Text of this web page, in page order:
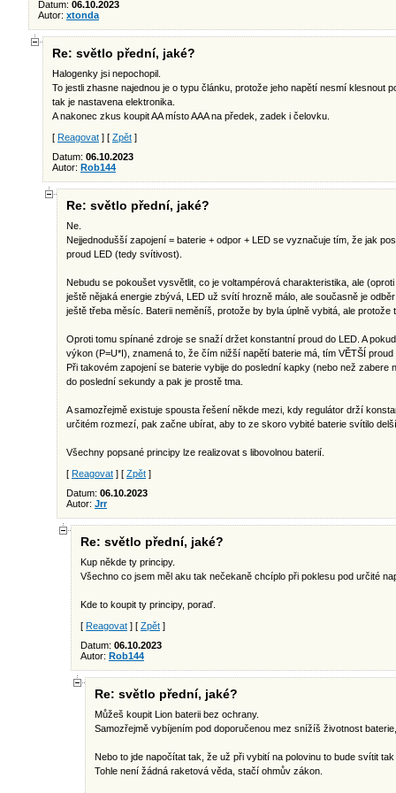
Datum: 06.10.2023
Autor: xtonda
Re: světlo přední, jaké?
Halogenky jsi nepochopil.
To jestli zhasne najednou je o typu článku, protože jeho napětí nesmí klesnout
tak je nastavena elektronika.
A nakonec zkus koupit AA místo AAA na předek, zadek i čelovku.
[ Reagovat ] [ Zpět ]
Datum: 06.10.2023
Autor: Rob144
Re: světlo přední, jaké?
Ne.
Nejjednodušší zapojení = baterie + odpor + LED se vyznačuje tím, že jak
proud LED (tedy svítivost).
Nebudu se pokoušet vysvětlit, co je voltampérová charakteristika, ale
ještě nějaká energie zbývá, LED už svítí hrozně málo, ale současně je
ještě třeba měsíc. Baterii neměníš, protože by byla úplně vybitá, ale protože
Oproti tomu spínané zdroje se snaží držet konstantní proud do LED. A
výkon (P=U*I), znamená to, že čím nižší napětí baterie má, tím VĚTŠÍ
Při takovém zapojení se baterie vybije do poslední kapky (nebo než zabere
do poslední sekundy a pak je prostě tma.
A samozřejmě existuje spousta řešení někde mezi, kdy regulátor drží
určitém rozmezí, pak začne ubírat, aby to ze skoro vybité baterie svítilo
Všechny popsané principy lze realizovat s libovolnou baterií.
[ Reagovat ] [ Zpět ]
Datum: 06.10.2023
Autor: Jrr
Re: světlo přední, jaké?
Kup někde ty principy.
Všechno co jsem měl aku tak nečekaně chcíplo při poklesu pod určité
Kde to koupit ty principy, poraď.
[ Reagovat ] [ Zpět ]
Datum: 06.10.2023
Autor: Rob144
Re: světlo přední, jaké?
Můžeš koupit Lion baterii bez ochrany.
Samozřejmě vybíjením pod doporučenou mez snížíš životnost
Nebo to jde napočítat tak, že už při vybití na polovinu to bude svítit
Tohle není žádná raketová věda, stačí ohmův zákon.